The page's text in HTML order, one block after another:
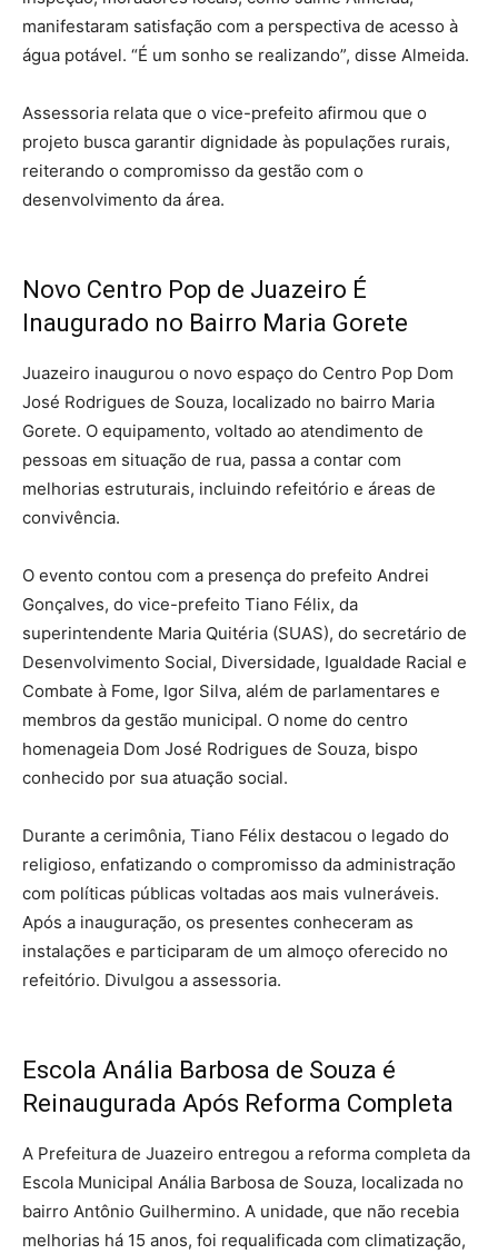
manifestaram satisfação com a perspectiva de acesso à
água potável. “É um sonho se realizando”, disse Almeida.
Assessoria relata que o vice-prefeito afirmou que o
projeto busca garantir dignidade às populações rurais,
reiterando o compromisso da gestão com o
desenvolvimento da área.
Novo Centro Pop de Juazeiro É
Inaugurado no Bairro Maria Gorete
Juazeiro inaugurou o novo espaço do Centro Pop Dom
José Rodrigues de Souza, localizado no bairro Maria
Gorete. O equipamento, voltado ao atendimento de
pessoas em situação de rua, passa a contar com
melhorias estruturais, incluindo refeitório e áreas de
convivência.
O evento contou com a presença do prefeito Andrei
Gonçalves, do vice-prefeito Tiano Félix, da
superintendente Maria Quitéria (SUAS), do secretário de
Desenvolvimento Social, Diversidade, Igualdade Racial e
Combate à Fome, Igor Silva, além de parlamentares e
membros da gestão municipal. O nome do centro
homenageia Dom José Rodrigues de Souza, bispo
conhecido por sua atuação social.
Durante a cerimônia, Tiano Félix destacou o legado do
religioso, enfatizando o compromisso da administração
com políticas públicas voltadas aos mais vulneráveis.
Após a inauguração, os presentes conheceram as
instalações e participaram de um almoço oferecido no
refeitório. Divulgou a assessoria.
Escola Anália Barbosa de Souza é
Reinaugurada Após Reforma Completa
A Prefeitura de Juazeiro entregou a reforma completa da
Escola Municipal Anália Barbosa de Souza, localizada no
bairro Antônio Guilhermino. A unidade, que não recebia
melhorias há 15 anos, foi requalificada com climatização,